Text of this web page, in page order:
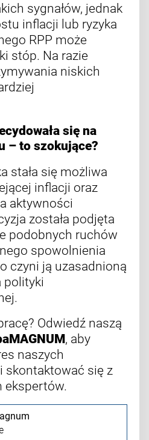
sygnałów, jednak
inflacji lub ryzyka
RPP może
stóp. Na razie
niskich
się na
– to szokujące?
stała się możliwa
inflacji oraz
aktywności
została podjęta
podobnych ruchów
spowolnienia
czyni ją uzasadnioną
polityki
Odwiedź naszą
, aby
naszych
skontaktować się z
ekspertów.